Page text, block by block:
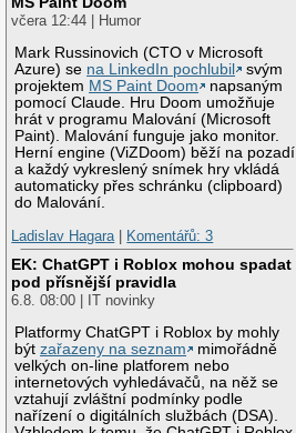
včera 12:44 | Humor
Mark Russinovich (CTO v Microsoft
Azure) se na LinkedIn pochlubil
svým
projektem MS Paint Doom
napsaným
pomocí Claude. Hru Doom umožňuje
hrát v programu Malování (Microsoft
Paint). Malování funguje jako monitor.
Herní engine (ViZDoom) běží na pozadí
a každý vykreslený snímek hry vkládá
automaticky přes schránku (clipboard)
do Malování.
Ladislav Hagara
Komentářů: 3
EK: ChatGPT i Roblox mohou spadat
pod přísnější pravidla
6.8. 08:00 | IT novinky
Platformy ChatGPT i Roblox by mohly
býtzařazeny na seznam
mimořádně
velkých on-line platforem nebo
internetových vyhledávačů, na něž se
vztahují zvláštní podmínky podle
nařízení o digitálních službách (DSA).